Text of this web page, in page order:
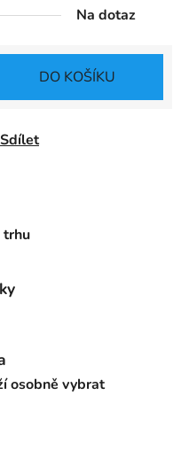
Na dotaz
DO KOŠÍKU
Sdílet
trhu
osobně vybrat